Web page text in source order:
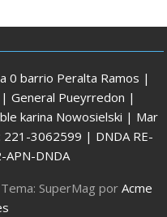
0 barrio Peralta Ramos |
General Pueyrredon |
karina Nowosielski | Mar
3062599 | DNDA RE-
DNDA
Tema: SuperMag por Acme